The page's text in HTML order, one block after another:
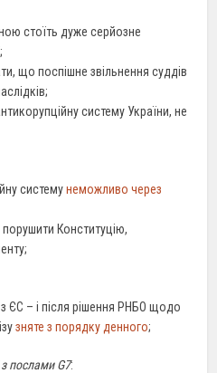
стоїть дуже серйозне
що поспішне звільнення суддів
систему України, не
системунеможливо через
Конституцію,
ЄС – і після рішення РНБО щодо
зняте з порядку денного;
послами G7: